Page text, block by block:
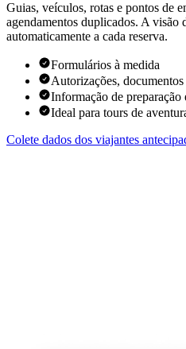
Guias, veículos, rotas e pontos de
agendamentos duplicados. A visão
automaticamente a cada reserva.
Formulários à medida
Autorizações,
Informação de preparação
Ideal para tours de
Colete dados dos viajantes